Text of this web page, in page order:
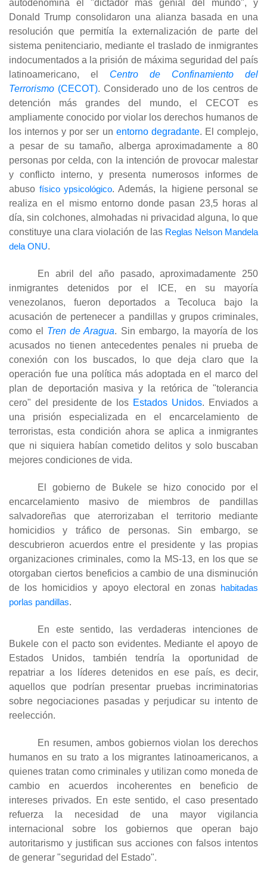
autodenomina el "dictador más genial del mundo", y
Donald Trump consolidaron una alianza basada en una
resolución que permitía la externalización de parte del
sistema penitenciario, mediante el traslado de inmigrantes
indocumentados a la prisión de máxima seguridad del país
latinoamericano, el Centro de Confinamiento del
Terrorismo (CECOT). Considerado uno de los centros de
detención más grandes del mundo, el CECOT es
ampliamente conocido por violar los derechos humanos de
los internos y por ser un entorno degradante. El complejo,
a pesar de su tamaño, alberga aproximadamente a 80
personas por celda, con la intención de provocar malestar
y conflicto interno, y presenta numerosos informes de
abuso físico ypsicológico. Además, la higiene personal se
realiza en el mismo entorno donde pasan 23,5 horas al
día, sin colchones, almohadas ni privacidad alguna, lo que
constituye una clara violación de las Reglas Nelson Mandela
dela ONU.
En abril del año pasado, aproximadamente 250
inmigrantes detenidos por el ICE, en su mayoría
venezolanos, fueron deportados a Tecoluca bajo la
acusación de pertenecer a pandillas y grupos criminales,
como el Tren de Aragua. Sin embargo, la mayoría de los
acusados ​​no tienen antecedentes penales ni prueba de
conexión con los buscados, lo que deja claro que la
operación fue una política más adoptada en el marco del
plan de deportación masiva y la retórica de "tolerancia
cero" del presidente de los Estados Unidos. Enviados a
una prisión especializada en el encarcelamiento de
terroristas, esta condición ahora se aplica a inmigrantes
que ni siquiera habían cometido delitos y solo buscaban
mejores condiciones de vida.
El gobierno de Bukele se hizo conocido por el
encarcelamiento masivo de miembros de pandillas
salvadoreñas que aterrorizaban el territorio mediante
homicidios y tráfico de personas. Sin embargo, se
descubrieron acuerdos entre el presidente y las propias
organizaciones criminales, como la MS-13, en los que se
otorgaban ciertos beneficios a cambio de una disminución
de los homicidios y apoyo electoral en zonas habitadas
porlas pandillas.
En este sentido, las verdaderas intenciones de
Bukele con el pacto son evidentes. Mediante el apoyo de
Estados Unidos, también tendría la oportunidad de
repatriar a los líderes detenidos en ese país, es decir,
aquellos que podrían presentar pruebas incriminatorias
sobre negociaciones pasadas y perjudicar su intento de
reelección.
En resumen, ambos gobiernos violan los derechos
humanos en su trato a los migrantes latinoamericanos, a
quienes tratan como criminales y utilizan como moneda de
cambio en acuerdos incoherentes en beneficio de
intereses privados. En este sentido, el caso presentado
refuerza la necesidad de una mayor vigilancia
internacional sobre los gobiernos que operan bajo
autoritarismo y justifican sus acciones con falsos intentos
de generar "seguridad del Estado".